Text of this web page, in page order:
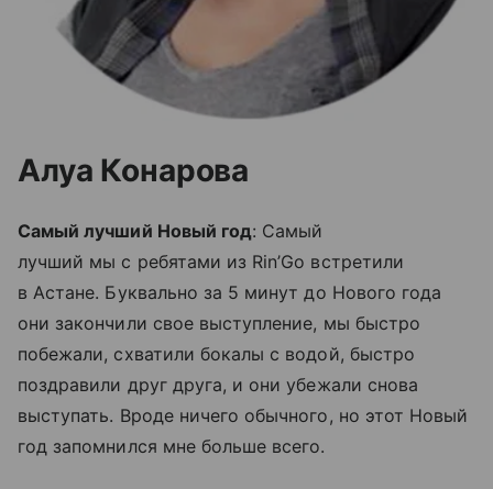
Алуа Конарова
Самый лучший Новый год: Самый
лучший мы с ребятами из Rin’Go встретили
в Астане. Буквально за 5 минут до Нового года
они закончили свое выступление, мы быстро
побежали, схватили бокалы с водой, быстро
поздравили друг друга, и они убежали снова
выступать. Вроде ничего обычного, но этот Новый
год запомнился мне больше всего.